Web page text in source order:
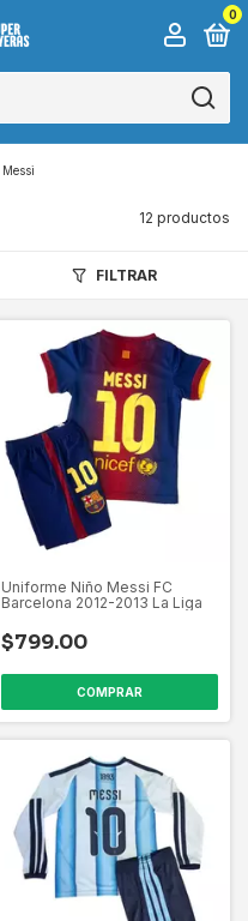
0
Messi
12 productos
FILTRAR
Uniforme Niño Messi FC
Barcelona 2012-2013 La Liga
$799.00
COMPRAR